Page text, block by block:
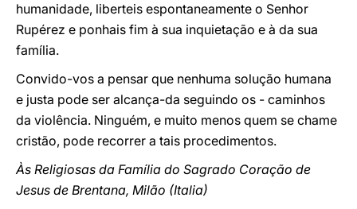
humanidade, liberteis espontaneamente o Senhor
Rupérez e ponhais fim à sua inquietação e à da sua
família.
Convido-vos a pensar que nenhuma solução humana
e justa pode ser alcança-da seguindo os - caminhos
da violência. Ninguém, e muito menos quem se chame
cristão, pode recorrer a tais procedimentos.
Às Religiosas da Família do Sagrado Coração de
Jesus de Brentana, Milão (Italia)